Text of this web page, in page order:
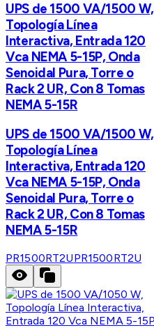
UPS de 1500 VA/1500 W,
Topología Línea
Interactiva, Entrada 120
Vca NEMA 5-15P, Onda
Senoidal Pura, Torre o
Rack 2 UR, Con 8 Tomas
NEMA 5-15R
UPS de 1500 VA/1500 W,
Topología Línea
Interactiva, Entrada 120
Vca NEMA 5-15P, Onda
Senoidal Pura, Torre o
Rack 2 UR, Con 8 Tomas
NEMA 5-15R
PR1500RT2UPR1500RT2U